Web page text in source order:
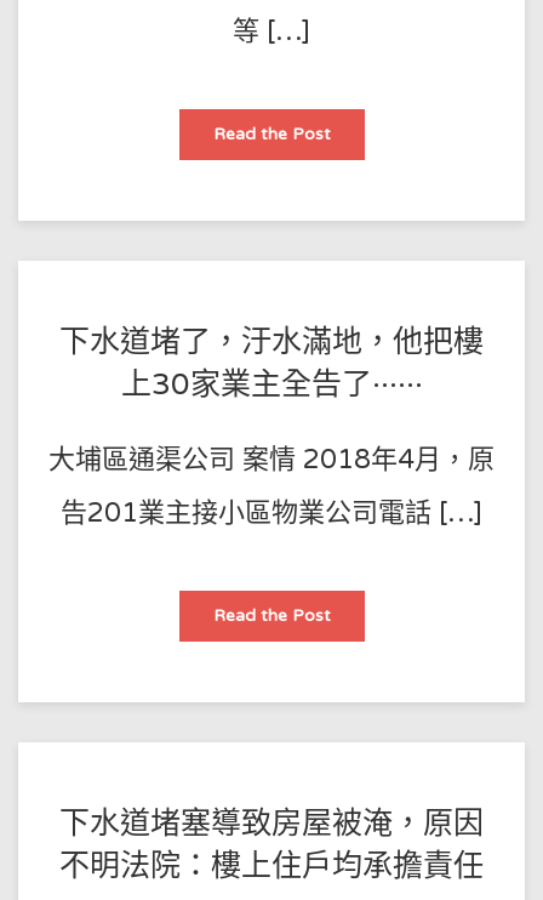
等 […]
Read the Post防
下
堵
POSTED
ON
2021-
02
BY
王
師
下水道堵了，汙水滿地，他把樓
上30家業主全告了······
大埔區通渠公司 案情 2018年4月，原
告201業主接小區物業公司電話 […]
Read the Post下
道
汙
上
30
家
業
POSTED
ON
2021-
BY
王
師
下水道堵塞導致房屋被淹，原因
不明法院：樓上住戶均承擔責任